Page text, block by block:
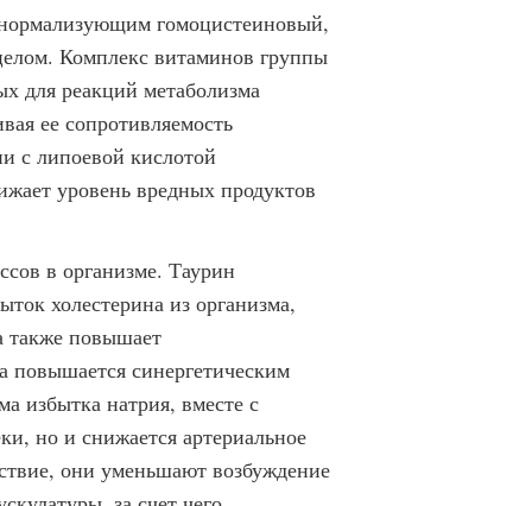
нормализующим гомоцистеиновый,
Комплекс витаминов группы
для реакций метаболизма
ее сопротивляемость
с липоевой кислотой
уровень вредных продуктов
в организме. Таурин
холестерина из организма,
также повышает
повышается синергетическим
избытка натрия, вместе с
но и снижается артериальное
они уменьшают возбуждение